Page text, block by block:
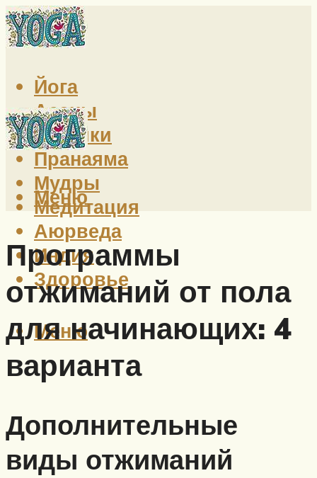
Йога
Асаны
Техники
Пранаяма
Мудры
Медитация
Аюрведа
Индия
Здоровье
Меню
Меню
Программы
отжиманий от пола
для начинающих: 4
варианта
Дополнительные
виды отжиманий